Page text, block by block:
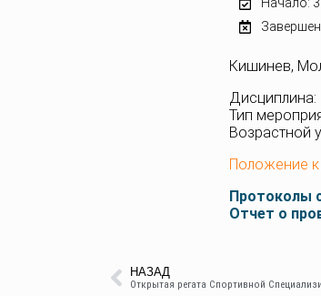
Кишинев,
Дисциплина:
Тип
Возрастной
Положение
Протоколы
Отчет о
НАЗАД